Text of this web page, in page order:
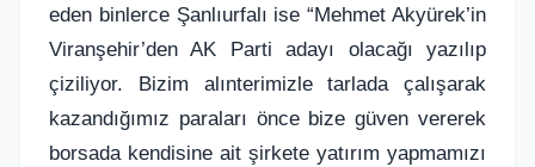
eden binlerce Şanlıurfalı ise “Mehmet Akyürek’in
Viranşehir’den AK Parti adayı olacağı yazılıp
çiziliyor. Bizim alınterimizle tarlada çalışarak
kazandığımız paraları önce bize güven vererek
borsada kendisine ait şirkete yatırım yapmamızı